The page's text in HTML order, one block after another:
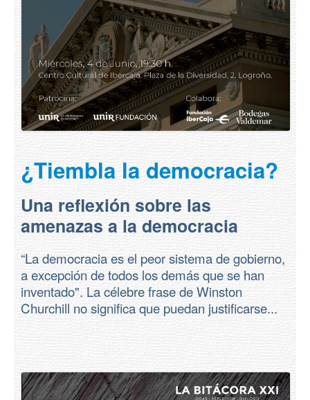
¿Tiembla la democracia?
Una reflexión sobre las
amenazas a la democracia
“La democracia es el peor sistema de gobierno,
a excepción de todos los demás que se han
inventado". La célebre frase de Winston
Churchill no significa que puedan justificarse...